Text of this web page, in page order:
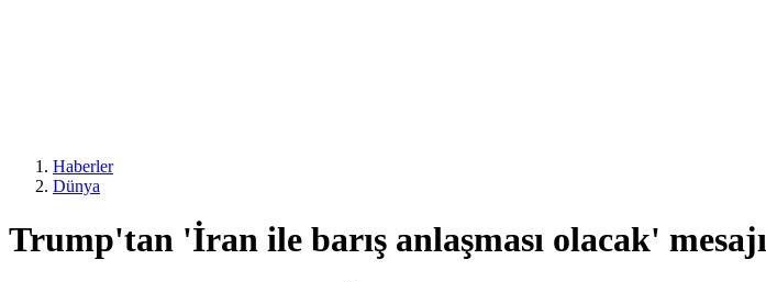
Haberler
Dünya
Trump'tan 'İran ile barış anlaşması olacak' mesajı